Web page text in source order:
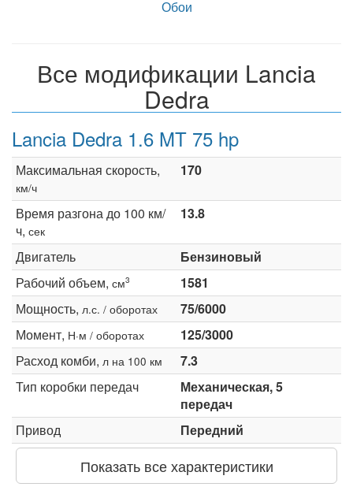
Обои
Все модификации Lancia
Dedra
Lancia Dedra 1.6 MT 75 hp
Максимальная скорость,
км/ч
170
Время разгона до 100 км/
ч, сек
13.8
Двигатель
Бензиновый
Рабочий объем, см3
1581
Мощность, л.с. / оборотах
75/6000
Момент, Н·м / оборотах
125/3000
Расход комби, л на 100 км
7.3
Тип коробки передач
Механическая, 5
передач
Привод
Передний
Показать все характеристики